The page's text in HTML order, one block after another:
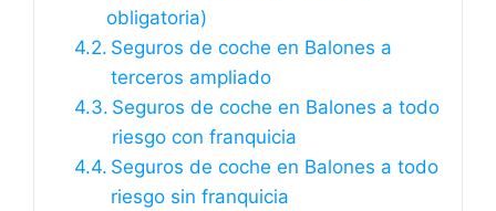
obligatoria)
Seguros de coche en Balones a
terceros ampliado
Seguros de coche en Balones a todo
riesgo con franquicia
Seguros de coche en Balones a todo
riesgo sin franquicia